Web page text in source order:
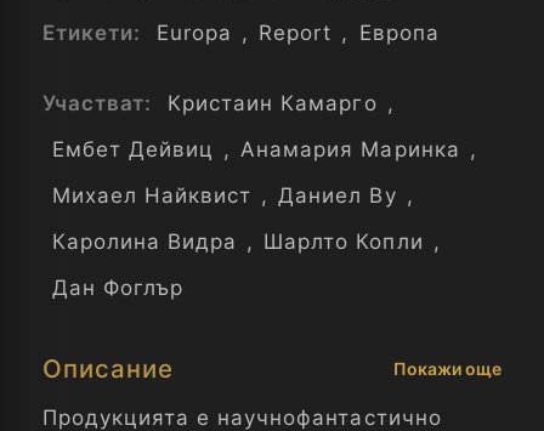
Етикети:
Europa , Report , Европа
Участват: Кристаин Камарго ,
Ембет Дейвиц , Анамария Маринка ,
Михаел Найквист , Даниел Ву ,
Каролина Видра , Шарлто Копли ,
Дан Фоглър
Описание Покажи още
Продукцията е научнофантастично